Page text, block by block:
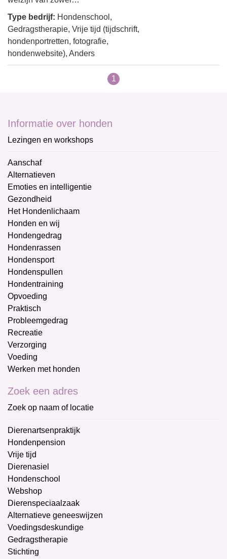
Type bedrijf: Hondenschool,
Gedragstherapie, Vrije tijd (tijdschrift,
hondenportretten, fotografie,
hondenwebsite), Anders
1
Informatie over honden
Lezingen en workshops
Aanschaf
Alternatieven
Emoties en intelligentie
Gezondheid
Het Hondenlichaam
Honden en wij
Hondengedrag
Hondenrassen
Hondensport
Hondenspullen
Hondentraining
Opvoeding
Praktisch
Probleemgedrag
Recreatie
Verzorging
Voeding
Werken met honden
Zoek een adres
Zoek op naam of locatie
Dierenartsenpraktijk
Hondenpension
Vrije tijd
Dierenasiel
Hondenschool
Webshop
Dierenspeciaalzaak
Alternatieve geneeswijzen
Voedingsdeskundige
Gedragstherapie
Stichting